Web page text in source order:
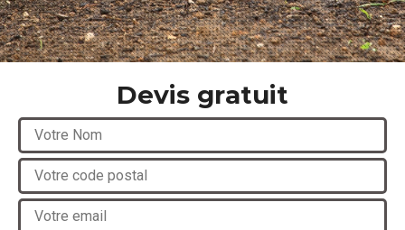
Devis gratuit